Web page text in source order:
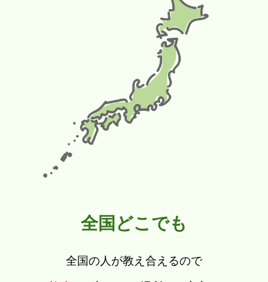
全国どこでも
全国の人が教え合えるので